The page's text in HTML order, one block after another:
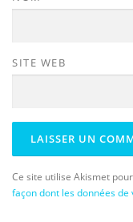
SITE WEB
Ce site utilise Akismet
façon dont les données